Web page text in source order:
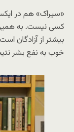
«سیراک» هم در
کسی نیست. به
بیشتر از آزادگان
خوب به نفع بشر